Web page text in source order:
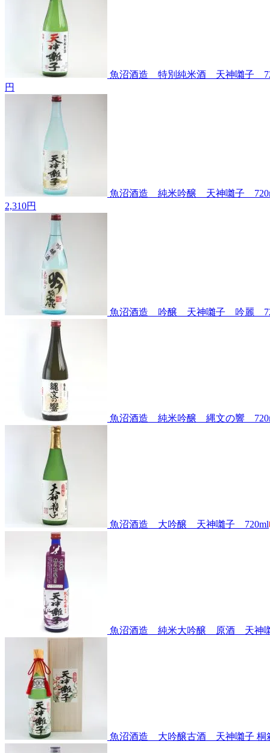
魚沼酒造 特別純米酒 天神囃子
円
魚沼酒造 純米吟醸 天神囃子
2,310円
魚沼酒造 吟醸 天神囃子 吟麗
魚沼酒造 純米吟醸 縄文の響
魚沼酒造 大吟醸 天神囃子 720ml
魚沼酒造 純米大吟醸 原酒 天神
魚沼酒造 大吟醸古酒 天神囃子 桐